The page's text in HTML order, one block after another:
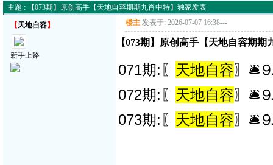
主题 : 【073期】原创高手【天地自容期期九肖中特】独家发表
【天地自容】
新手上路
楼主 发表于: 2026-07-07 16:38---
【073期】原创高手【天地自容期期
071期:〖 天地自容〗🛎⒐
072期:〖 天地自容〗🛎⒐
073期:〖 天地自容〗🛎⒐